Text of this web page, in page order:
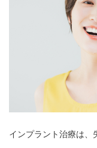
インプラント治療は、